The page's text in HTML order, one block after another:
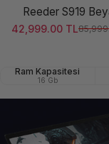
Reeder S919
Satış ücreti
42,999.00 TL
Normal fiyat
Ram Kapasitesi
16 Gb